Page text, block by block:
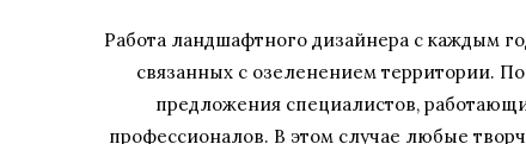
Работа ландшафтного дизайнера с каждым
связанных с озеленением территории.
предложения специалистов,
профессионалов. В этом случае любые